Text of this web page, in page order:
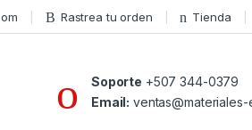
Rastrea tu orden Tienda
Soporte +507 344-0379
Email: